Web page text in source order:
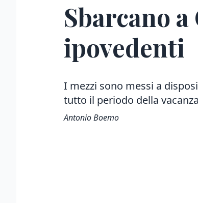
Sbarcano
ipovedenti
I mezzi sono messi a
tutto il periodo della vacanza
Antonio Boemo